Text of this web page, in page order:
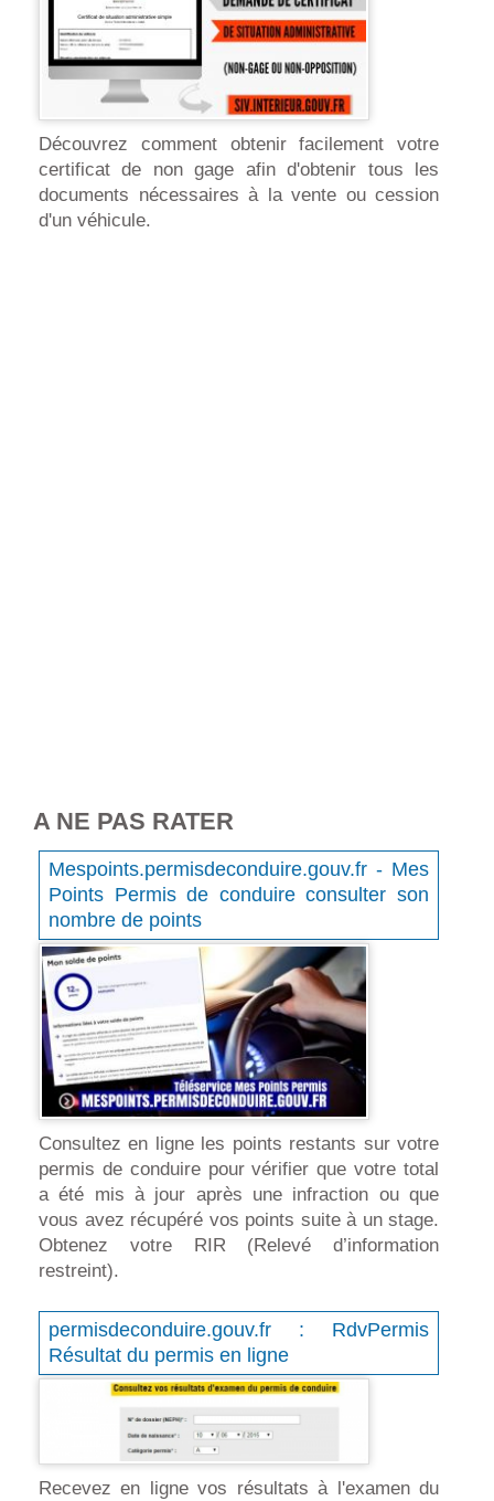
Découvrez comment obtenir facilement votre
certificat de non gage afin d'obtenir tous les
documents nécessaires à la vente ou cession
d'un véhicule.
A NE PAS RATER
Mespoints.permisdeconduire.gouv.fr - Mes
Points Permis de conduire consulter son
nombre de points
Consultez en ligne les points restants sur votre
permis de conduire pour vérifier que votre total
a été mis à jour après une infraction ou que
vous avez récupéré vos points suite à un stage.
Obtenez votre RIR (Relevé d’information
restreint).
permisdeconduire.gouv.fr : RdvPermis
Résultat du permis en ligne
Recevez en ligne vos résultats à l'examen du